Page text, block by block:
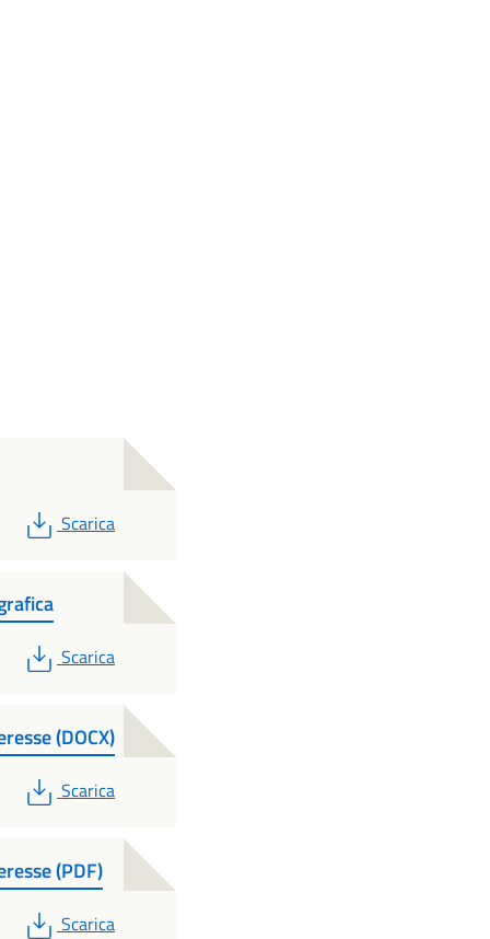
PDF
Scarica
PDF
Scarica
(DOCX)
PDF
Scarica
(PDF)
PDF
Scarica